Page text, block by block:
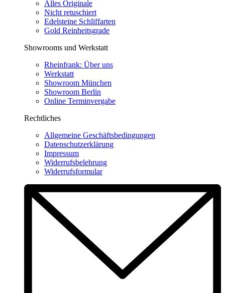
Alles Originale
Nicht retuschiert
Edelsteine Schliffarten
Gold Reinheitsgrade
Showrooms und Werkstatt
Rheinfrank: Über uns
Werkstatt
Showroom München
Showroom Berlin
Online Terminvergabe
Rechtliches
Allgemeine Geschäftsbedingungen
Datenschutzerklärung
Impressum
Widerrufsbelehrung
Widerrufsformular